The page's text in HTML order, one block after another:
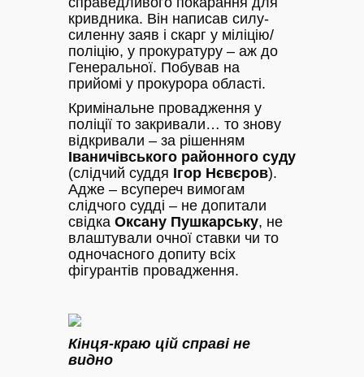
кривдника. Він написав силу-
силенну заяв і скарг у міліцію/
поліцію, у прокуратуру – аж до
Генеральної. Побував на
прийомі у прокурора області.
Кримінальне провадження у
поліції то закривали… то знову
відкривали – за рішенням
Іваничівського районного суду
(слідчий суддя Ігор Нєвєров).
Адже – всупереч вимогам
слідчого судді – не допитали
свідка Оксану Пушкарську, не
влаштували очної ставки чи то
одночасного допиту всіх
фігурантів провадження.
Кінця-краю цій справі не
видно